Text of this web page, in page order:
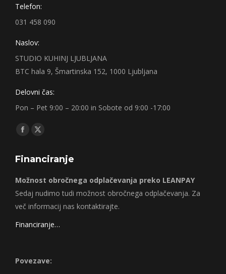
Telefon:
031 458 090
Naslov:
STUDIO KUHINJ LJUBLJANA
BTC hala 9, Šmartinska 152, 1000 Ljubljana
Delovni čas:
Pon – Pet 9:00 – 20:00 in Sobote od 9:00 -17:00
Find us on:
Facebook
opens
window
X
opens
Financiranje
Možnost obročnega odplačevanja preko LEANPAY
Sedaj nudimo tudi možnost obročnega odplačevanja. Za
več informacij nas kontaktirajte.
Financiranje…
Povezave: